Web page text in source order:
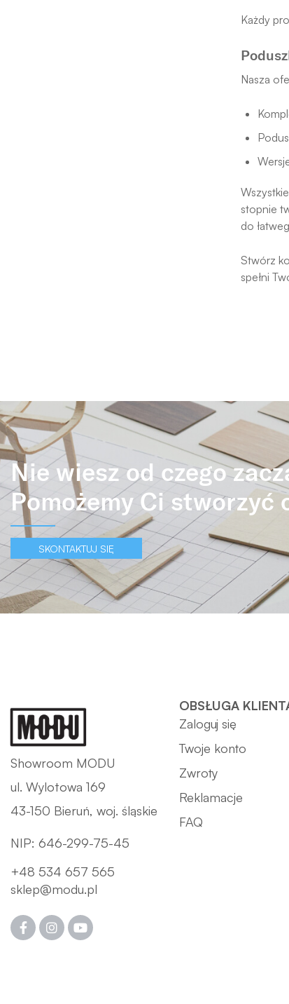
Każdy
Nasza
stopnie
do
Stwórz
spełni
Nie wiesz od czego
Pomożemy Ci stworzyć
SKONTAKTUJ SIĘ
Showroom MODU
ul. Wylotowa 169
43-150 Bieruń, woj. śląskie
NIP: 646-299-75-45
+48 534 657 565
sklep@modu.pl
OBSŁUGA
Zaloguj się
Twoje konto
Zwroty
Reklamacje
FAQ